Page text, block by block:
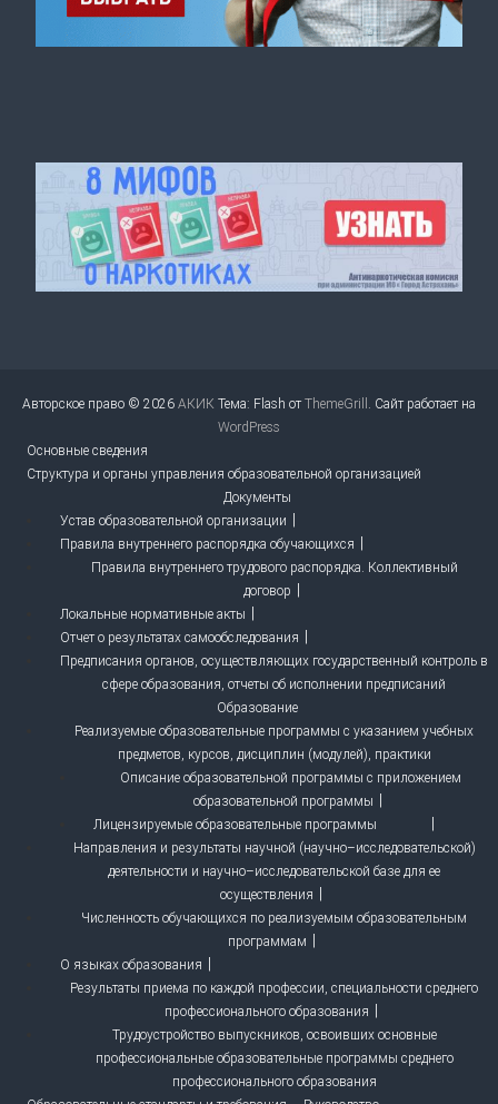
Авторское право © 2026 АКИК Тема: Flash отThemeGrill . Сайт работает на
WordPress
Основные сведения
Структура и органы управления образовательной организацией
Документы
Устав образовательной организации
Правила внутреннего распорядка обучающихся
Правила внутреннего трудового распорядка. Коллективный
договор
Локальные нормативные акты
Отчет о результатах самообследования
Предписания органов, осуществляющих государственный контроль в
сфере образования, отчеты об исполнении предписаний
Образование
Реализуемые образовательные программы с указанием учебных
предметов, курсов, дисциплин (модулей), практики
Описание образовательной программы с приложением
образовательной программы
Лицензируемые образовательные программы
Направления и результаты научной (научно–исследовательской)
деятельности и научно–исследовательской базе для ее
осуществления
Численность обучающихся по реализуемым образовательным
программам
О языках образования
Результаты приема по каждой профессии, специальности среднего
профессионального образования
Трудоустройство выпускников, освоивших основные
профессиональные образовательные программы среднего
профессионального образования